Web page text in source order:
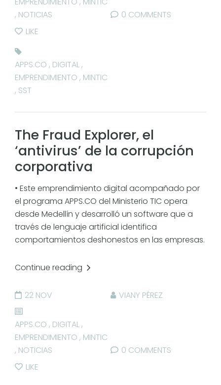
, NOTICIAS
0 COMMENTS
LIKE
APPS.CO , DIGITAL,
EMPRENDIMIENTO , MINTIC
, SST
The Fraud Explorer, el
‘antivirus’ de la corrupción
corporativa
• Este emprendimiento digital acompañado por
el programa APPS.CO del Ministerio TIC opera
desde Medellín y desarrolló un software que a
través de lenguaje artificial identifica
comportamientos deshonestos en las empresas.
Continue reading
22 NOV VIANY PÉREZ
APPS.CO , DIGITAL,
EMPRENDIMIENTO , MINTIC
, NOTICIAS
0 COMMENTS
LIKE